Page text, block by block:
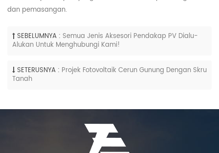
dan pemasangan.
SEBELUMNYA : Semua Jenis Aksesori Pendakap PV Dialu-
Alukan Untuk Menghubungi Kami!
SETERUSNYA : Projek Fotovoltaik Cerun Gunung Dengan Skru
Tanah